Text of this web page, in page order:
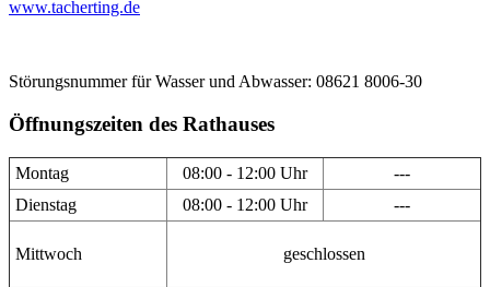
www.tacherting.de
Störungsnummer für Wasser und Abwasser: 08621 8006-30
Öffnungszeiten des Rathauses
Montag 08:00 - 12:00 Uhr
---
Dienstag
08:00 - 12:00 Uhr ---
Mittwoch geschlossen